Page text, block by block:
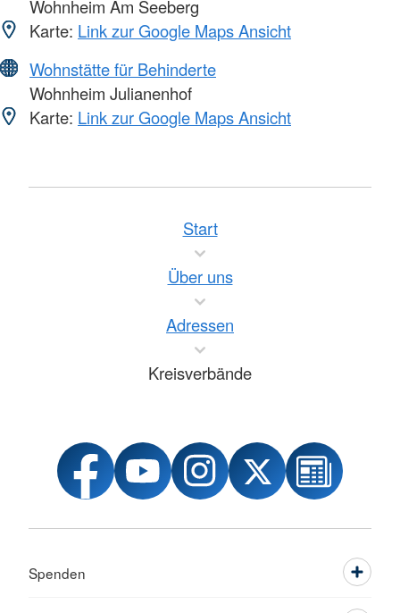
Wohnheim Am Seeberg
Karte: Link zur Google Maps Ansicht
Wohnstätte für Behinderte
Wohnheim Julianenhof
Karte: Link zur Google Maps Ansicht
Start
Über uns
Adressen
Kreisverbände
Spenden